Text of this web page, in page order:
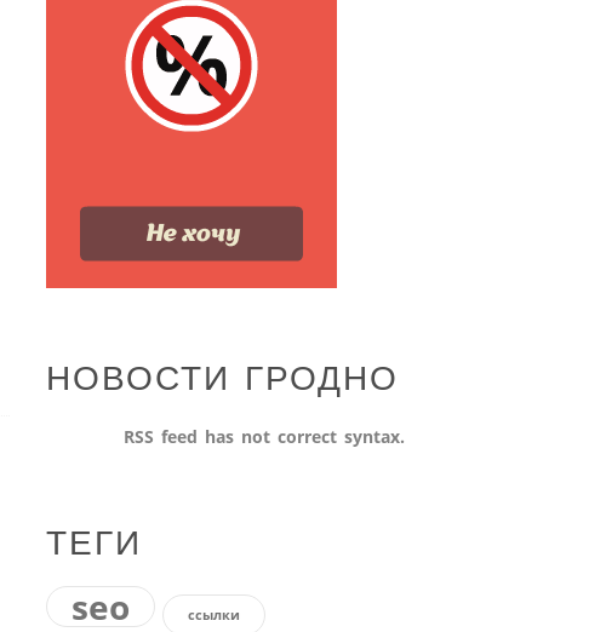
НОВОСТИ ГРОДНО
RSS feed has not correct syntax.
ТЕГИ
seo ссылки